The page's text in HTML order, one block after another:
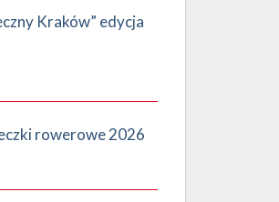
Kraków” edycja
rowerowe 2026